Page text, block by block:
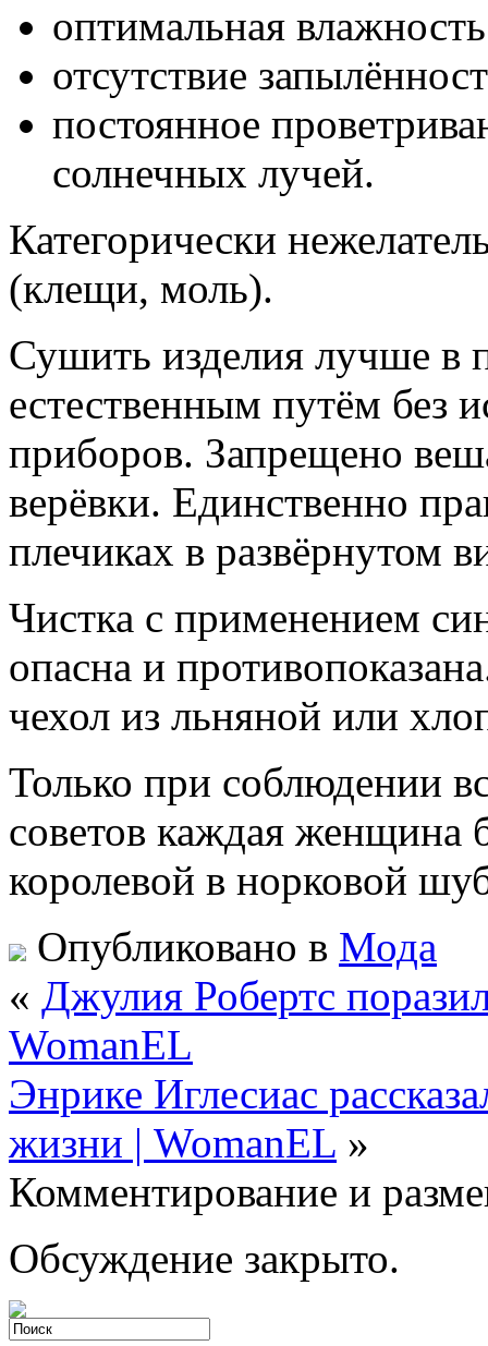
оптимальная
отсутствие
постоянное
солнечных лучей.
Категорически
(клещи, моль).
Сушить изделия лучше в
естественным путём без
приборов. Запрещено
верёвки. Единственно
плечиках в развёрнутом
Чистка с применением
опасна и
чехол из льняной или
Только при соблюдении
советов каждая женщина
королевой в норковой
Опубликовано в Мода
« Джулия Робертс
WomanEL
Энрике Иглесиас
жизни | WomanEL »
Комментирование и
Обсуждение закрыто.